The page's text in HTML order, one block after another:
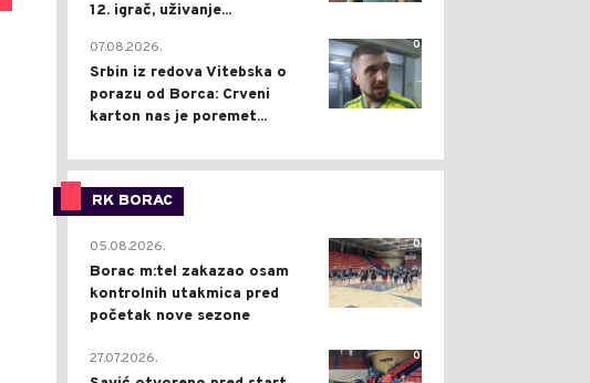
12. igrač, uživanje...
0
07.08.2026.
Srbin iz redova Vitebska o
porazu od Borca: Crveni
karton nas je poremet...
RK BORAC
0
05.08.2026.
Borac m:tel zakazao osam
kontrolnih utakmica pred
početak nove sezone
0
27.07.2026.